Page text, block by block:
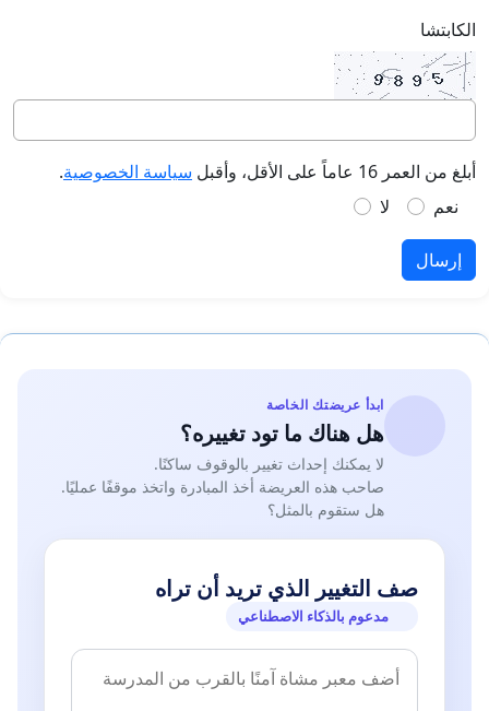
الكابتشا
أبلغ من العمر 16 عاماً على الأقل، وأقبل سياسة الخصوصية.
نعم
لا
إرسال
ابدأ عريضتك الخاصة
هل هناك ما تود تغييره؟
لا يمكنك إحداث تغيير بالوقوف ساكنًا.
صاحب هذه العريضة أخذ المبادرة واتخذ موقفًا عمليًا.
هل ستقوم بالمثل؟
صف التغيير الذي تريد أن تراه
مدعوم بالذكاء الاصطناعي